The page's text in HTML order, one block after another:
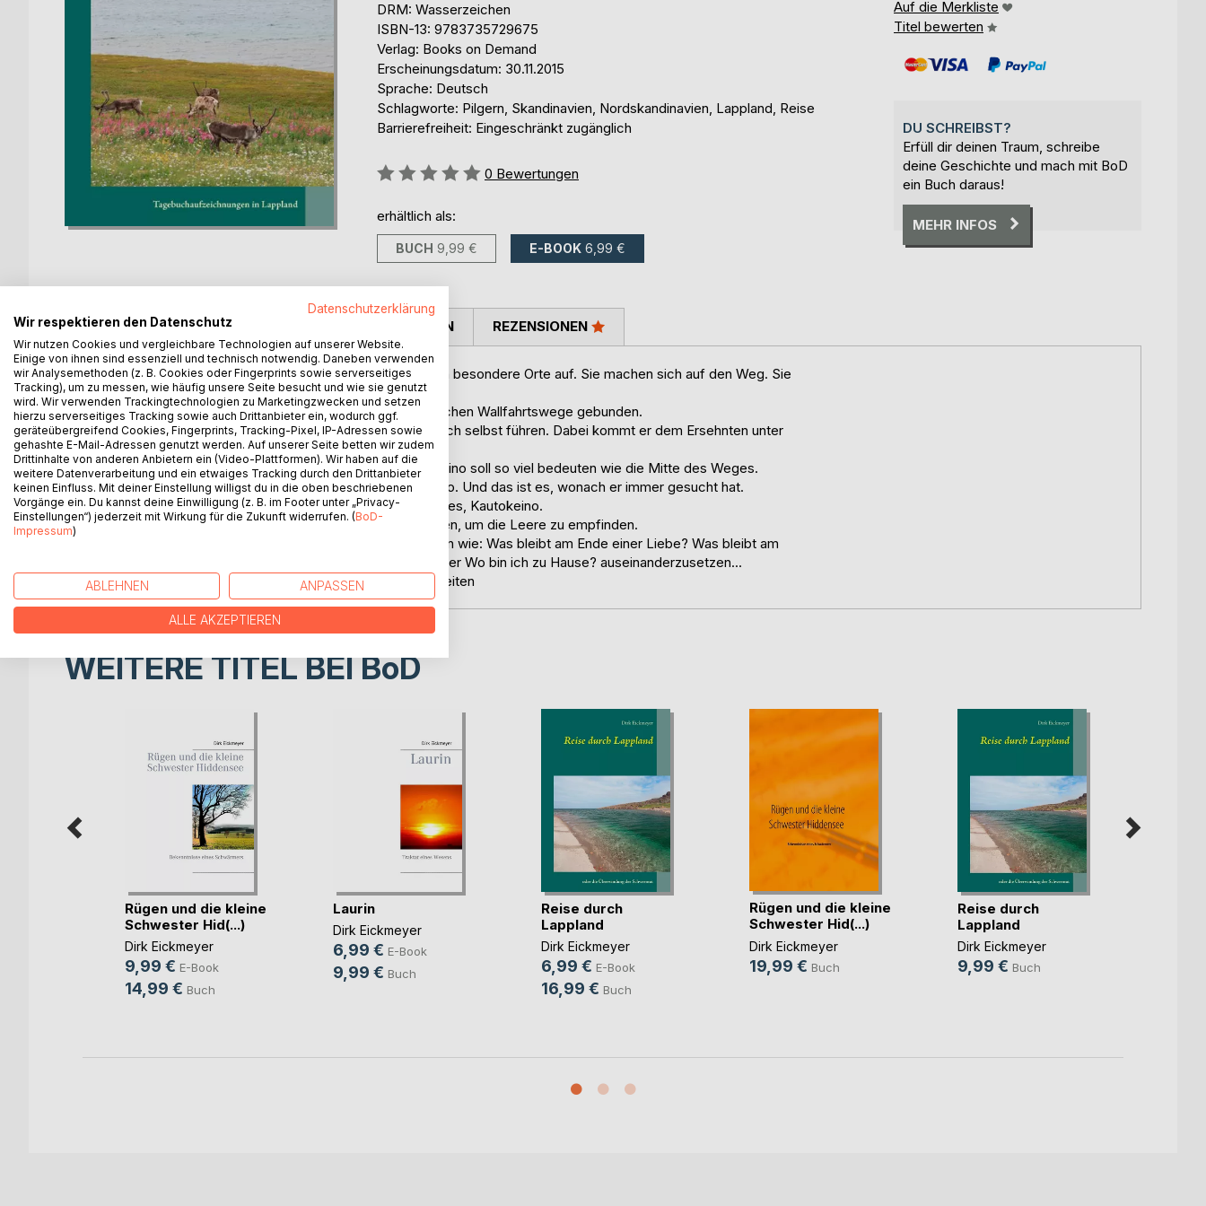
DRM: Wasserzeichen
ISBN-13: 9783735729675
Verlag: Books on Demand
Erscheinungsdatum: 30.11.2015
Sprache: Deutsch
Schlagworte: Pilgern, Skandinavien, Nordskandinavien, Lappland, Reise
Barrierefreiheit: Eingeschränkt zugänglich
Bewertung::
0 Bewertungen
erhältlich als:
BUCH 9,99 € E-BOOK 6,99 €
Auf die Merkliste
Titel bewerten
DU SCHREIBST?
Erfüll dir deinen Traum, schreibe
deine Geschichte und mach mit BoD
ein Buch daraus!
MEHR INFOS
BESCHREIBUNG
Christen, Moslems, Juden, Buddhisten und Hindus suchen besondere Orte auf. Sie machen sich auf den Weg. Sie
pilgern.
Das Pilgern ist somit nicht an einen der berühmten christlichen Wallfahrtswege gebunden.
Vielmehr ist der Pilger auf Pfaden unterwegs, die ihn zu sich selbst führen. Dabei kommt er dem Ersehnten unter
Umständen ein wenig näher.
In Norwegisch Lappland liegt der Ort Kautokeino. Kautokeino soll so viel bedeuten wie die Mitte des Weges.
Dort gibt es das Nichts, deshalb ist der Autor in Kautokeino. Und das ist es, wonach er immer gesucht hat.
Keine Ablenkung, nur das Wesentliche, die Mitte des Weges, Kautokeino.
Es sind saisonal begrenzte Versuche, der Fülle zu entgehen, um die Leere zu empfinden.
Pilgern bietet die Möglichkeit, sich mit elementaren Fragen wie: Was bleibt am Ende einer Liebe? Was bleibt am
Ende eines Lebens? Bin ich gekommen, um zu gehen? oder Wo bin ich zu Hause? auseinanderzusetzen...
Ausgabe: zahlreiche Schwarzweiß - Fotos sowie 4 Farbseiten
AUTOR/IN PRESSESTIMMEN REZENSIONEN
WEITERE TITEL BEIBoD
Rügen und die kleine
Schwester Hid(...)
Dirk Eickmeyer
9,99 € E-Book
14,99 € Buch
Laurin
Dirk Eickmeyer
6,99 € E-Book
9,99 € Buch
Reise durch
Lappland
Dirk Eickmeyer
6,99 € E-Book
16,99 € Buch
Rügen und die kleine
Schwester Hid(...)
Dirk Eickmeyer
19,99 € Buch
Reise durch
Lappland
Dirk Eickmeyer
9,99 € Buch
Datenschutzerklärung
Wir respektieren den Datenschutz
Wir nutzen Cookies und vergleichbare Technologien auf unserer Website.
Einige von ihnen sind essenziell und technisch notwendig. Daneben verwenden
wir Analysemethoden (z. B. Cookies oder Fingerprints sowie serverseitiges
Tracking), um zu messen, wie häufig unsere Seite besucht und wie sie genutzt
wird. Wir verwenden Trackingtechnologien zu Marketingzwecken und setzen
hierzu serverseitiges Tracking sowie auch Drittanbieter ein, wodurch ggf.
geräteübergreifend Cookies, Fingerprints, Tracking-Pixel, IP-Adressen sowie
gehashte E-Mail-Adressen genutzt werden. Auf unserer Seite betten wir zudem
Drittinhalte von anderen Anbietern ein (Video-Plattformen). Wir haben auf die
weitere Datenverarbeitung und ein etwaiges Tracking durch den Drittanbieter
keinen Einfluss. Mit deiner Einstellung willigst du in die oben beschriebenen
Vorgänge ein. Du kannst deine Einwilligung (z. B. im Footer unter „Privacy-
Einstellungen“) jederzeit mit Wirkung für die Zukunft widerrufen. (BoD-
Impressum)
ABLEHNEN ANPASSEN
ALLE AKZEPTIEREN